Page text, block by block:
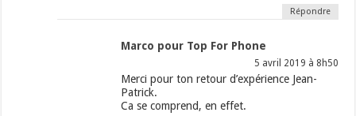
Répondre
Marco pour Top For Phone
5 avril 2019 à 8h50
Merci pour ton retour d’expérience Jean-
Patrick.
Ca se comprend, en effet.